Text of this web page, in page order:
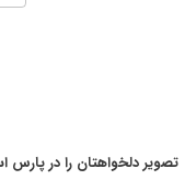
تصویر دلخواهتان را در پارس